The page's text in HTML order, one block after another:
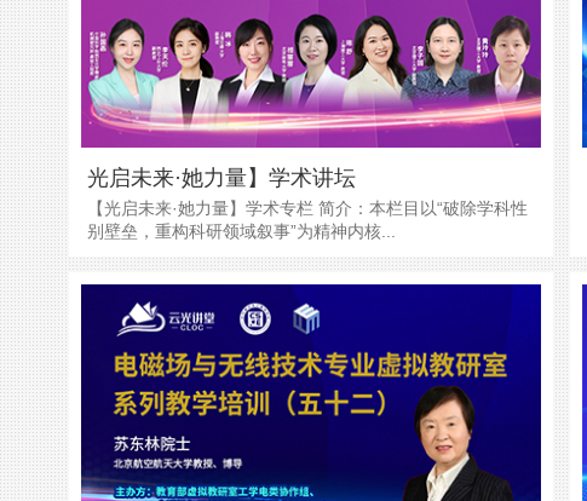
光启未来·她力量】学术讲坛
【光启未来·她力量】学术专栏 简介：本栏目以“破除学科性
别壁垒，重构科研领域叙事”为精神内核...